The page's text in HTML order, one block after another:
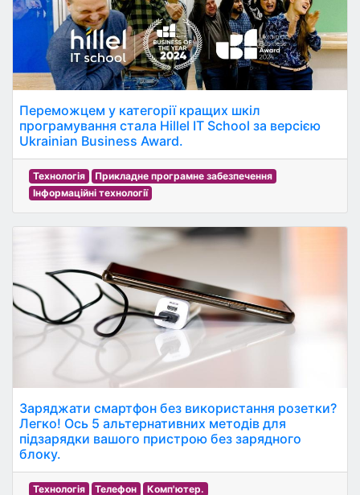
Переможцем у категорії кращих шкіл
програмування стала Hillel IT School за версією
Ukrainian Business Award.
Технологія
Прикладне програмне забезпечення
Інформаційні технології
Заряджати смартфон без використання розетки?
Легко! Ось 5 альтернативних методів для
підзарядки вашого пристрою без зарядного
блоку.
Технологія Телефон Комп'ютер.